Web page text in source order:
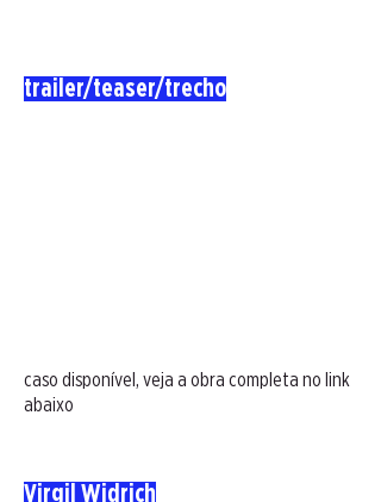
trailer/teaser/trecho
caso disponível, veja a obra completa no link
abaixo
Virgil Widrich